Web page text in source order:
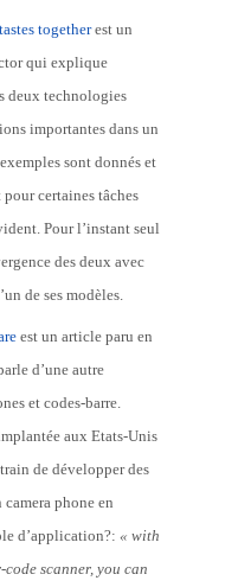
togetherest un
qui explique
deux technologies
importantes dans un
sont donnés et
certaines tâches
Pour l’instant seul
des deux avec
de ses modèles.
est un article paru en
d’une autre
et codes-barre.
aux Etats-Unis
de développer des
phone en
d’application?: « with
scanner, you can